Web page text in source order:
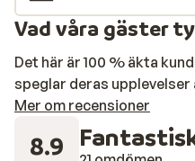
Vad våra gäster
Det här är 100 % äkta
speglar deras upplevelser
Mer om recensioner
8.9